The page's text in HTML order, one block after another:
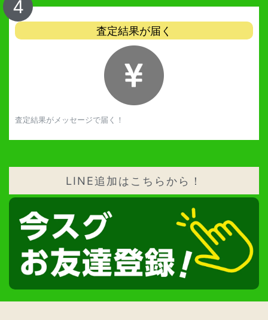
4
査定結果が届く
査定結果がメッセージで届く！
LINE追加はこちらから！